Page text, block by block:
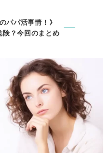
パパ活事情！》
険？今回のまとめ